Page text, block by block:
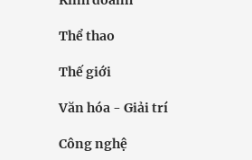
Thể thao
Thế giới
Văn hóa - Giải trí
Công nghệ